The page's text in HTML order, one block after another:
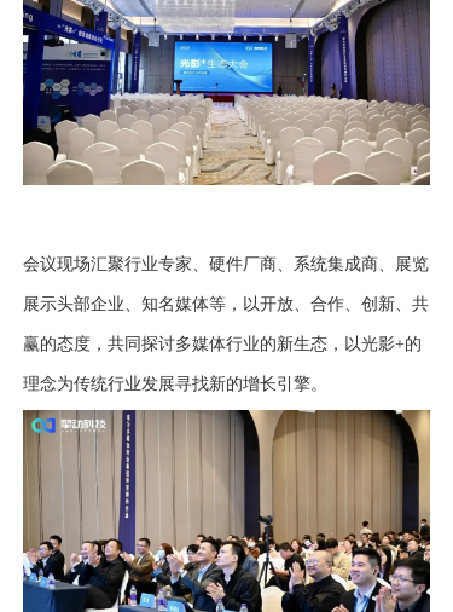
会议现场汇聚行业专家、硬件厂商、系统集成商、展览
展示头部企业、知名媒体等，以开放、合作、创新、共
赢的态度，共同探讨多媒体行业的新生态，以光影+的
理念为传统行业发展寻找新的增长引擎。